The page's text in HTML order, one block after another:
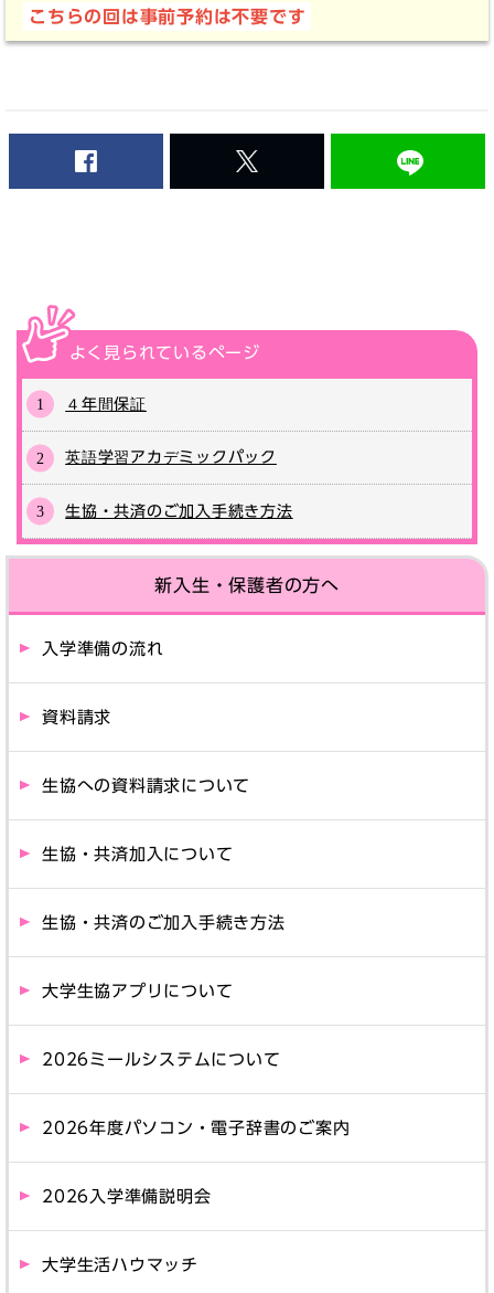
こちらの回は事前予約は不要です
Facebook
新入生・保護者の方へ
入学準備の流れ
資料請求
生協への資料請求について
生協・共済加入について
生協・共済のご加入手続き方法
大学生協アプリについて
2026ミールシステムについて
2026年度パソコン・電子辞書のご案内
2026入学準備説明会
大学生活ハウマッチ
よく見られている ページ
４年間保証
英語学習アカデミックパック
生協・共済のご加入手続き方法